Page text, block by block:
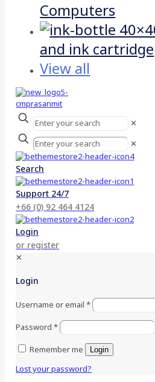
Computers
and ink cartridge
View all
✕
✕
Search
Support 24/7
+66 (0) 92 464 4124
Login
or register
✕
Login
Username or email*
Password*
Remember me
Login
Lost your password?